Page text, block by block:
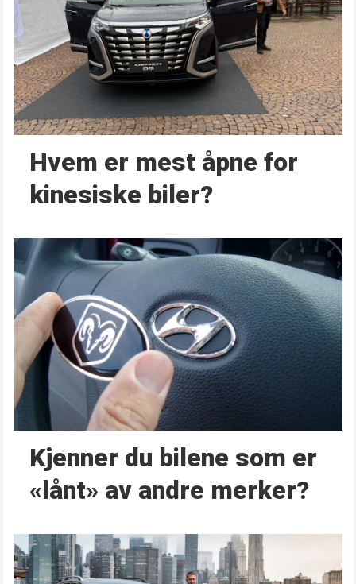
Hvem er mest åpne for
kinesiske biler?
Kjenner du bilene som er
«lånt» av andre merker?